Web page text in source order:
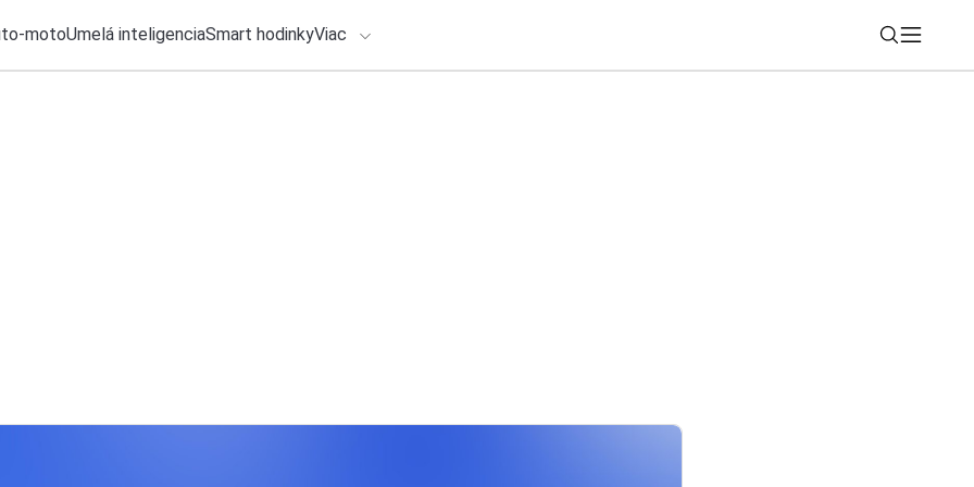
motoUmelá inteligenciaSmart hodinkyViac